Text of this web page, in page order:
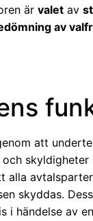
ärvalet av
av
att
skyldigheter
alla
skyddas.
i händelse av